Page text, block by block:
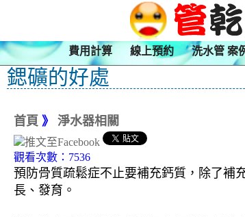
費用計算 線上預約 洗水管 案
鍶礦的好處
首頁 》 淨水器相關
觀看次數：7536
預防骨質疏鬆症不止要補充鈣質，除了補
長、發育。